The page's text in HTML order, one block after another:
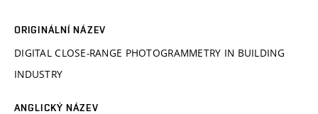
ORIGINÁLNÍ NÁZEV
DIGITAL CLOSE-RANGE PHOTOGRAMMETRY IN BUILDING
INDUSTRY
ANGLICKÝ NÁZEV